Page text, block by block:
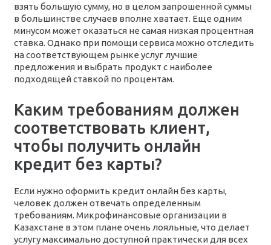
взять большую сумму, но в целом запрошенной суммы
в большинстве случаев вполне хватает. Еще одним
минусом может оказаться не самая низкая процентная
ставка. Однако при помощи сервиса можно отследить
на соответствующем рынке услуг лучшие
предложения и выбрать продукт с наиболее
подходящей ставкой по процентам.
Каким требованиям должен
соответствовать клиент,
чтобы получить онлайн
кредит без карты?
Если нужно оформить кредит онлайн без карты,
человек должен отвечать определенным
требованиям. Микрофинансовые организации в
Казахстане в этом плане очень лояльные, что делает
услугу максимально доступной практически для всех